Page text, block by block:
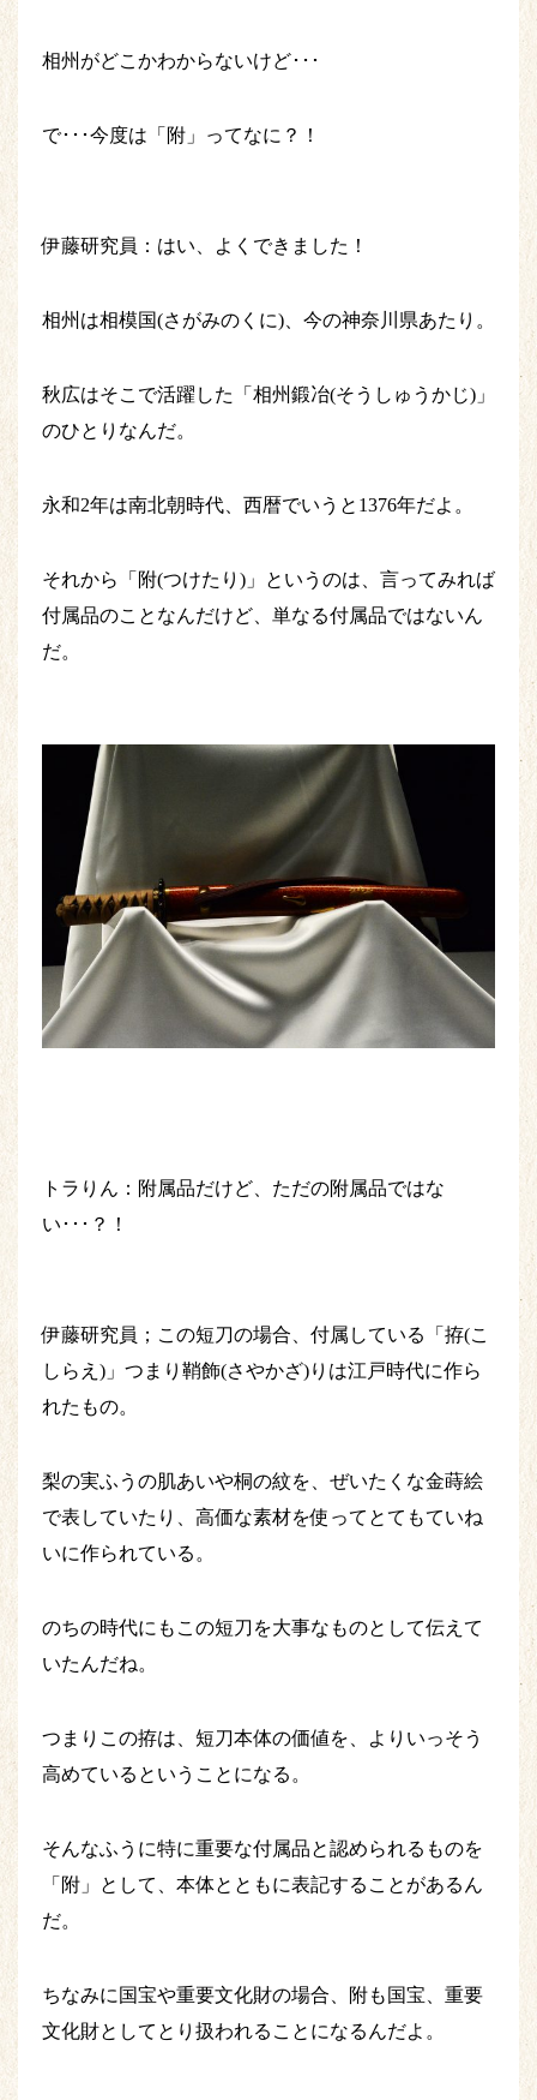
相州がどこかわからないけど･･･
で･･･今度は「附」ってなに？！
伊藤研究員：はい、よくできました！
相州は相模国(さがみのくに)、今の神奈川県あたり。
秋広はそこで活躍した「相州鍛冶(そうしゅうかじ)」
のひとりなんだ。
永和2年は南北朝時代、西暦でいうと1376年だよ。
それから「附(つけたり)」というのは、言ってみれば
付属品のことなんだけど、単なる付属品ではないん
だ。
トラりん：附属品だけど、ただの附属品ではな
い･･･？！
伊藤研究員；この短刀の場合、付属している「拵(こ
しらえ)」つまり鞘飾(さやかざ)りは江戸時代に作ら
れたもの。
梨の実ふうの肌あいや桐の紋を、ぜいたくな金蒔絵
で表していたり、高価な素材を使ってとてもていね
いに作られている。
のちの時代にもこの短刀を大事なものとして伝えて
いたんだね。
つまりこの拵は、短刀本体の価値を、よりいっそう
高めているということになる。
そんなふうに特に重要な付属品と認められるものを
「附」として、本体とともに表記することがあるん
だ。
ちなみに国宝や重要文化財の場合、附も国宝、重要
文化財としてとり扱われることになるんだよ。